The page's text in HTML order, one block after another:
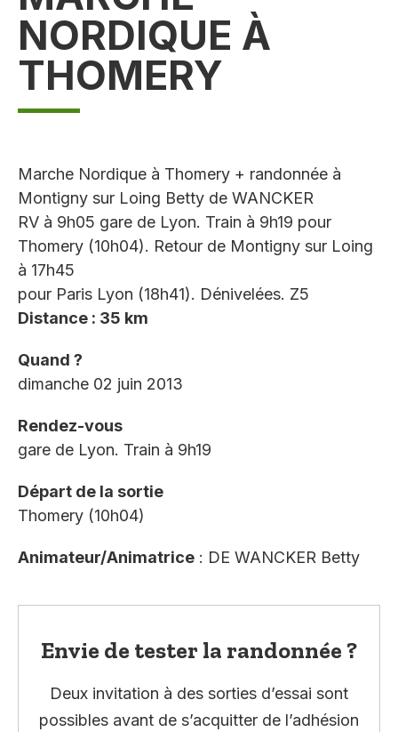
NORDIQUE À
THOMERY
Marche Nordique à Thomery + randonnée à
Montigny sur Loing Betty de WANCKER
RV à 9h05 gare de Lyon. Train à 9h19 pour
Thomery (10h04). Retour de Montigny sur Loing
à 17h45
pour Paris Lyon (18h41). Dénivelées. Z5
Distance : 35 km
Quand ?
dimanche 02 juin 2013
Rendez-vous
gare de Lyon. Train à 9h19
Départ de la sortie
Thomery (10h04)
Animateur/Animatrice : DE WANCKER Betty
Envie de tester la randonnée ?
Deux invitation à des sorties d’essai sont
possibles avant de s’acquitter de l’adhésion